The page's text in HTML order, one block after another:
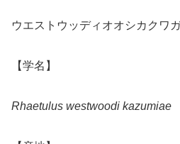
ウエストウッディオオシカクワ
【学名】
Rhaetulus westwoodi kazumiae